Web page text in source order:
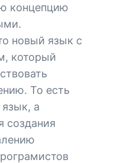
концепцию
новый язык с
который
То есть
а
создания